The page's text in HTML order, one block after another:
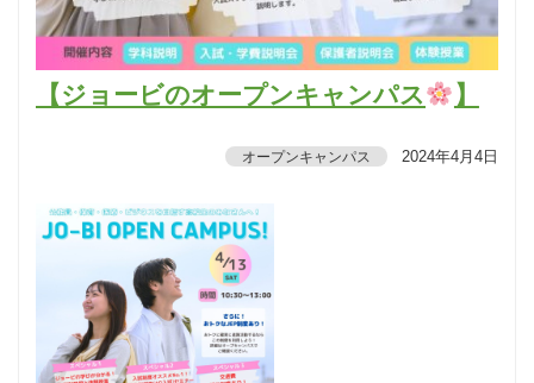
【ジョービのオープンキャンパス 】
オープンキャンパス 2024年4月4日